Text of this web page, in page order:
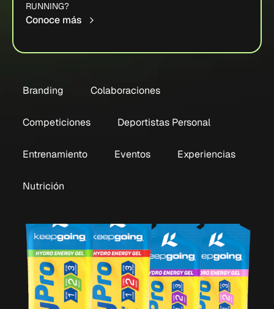
RUNNING?
Conoce más
Branding Colaboraciones
Competiciones Deportistas Personal
Entrenamiento Eventos Experiencias
Nutrición